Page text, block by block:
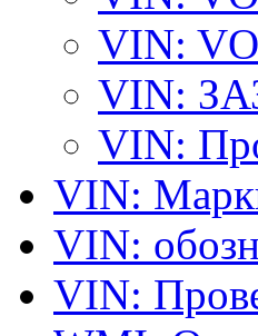
VIN:
VIN:
VIN:
VIN:
VIN:
VIN: